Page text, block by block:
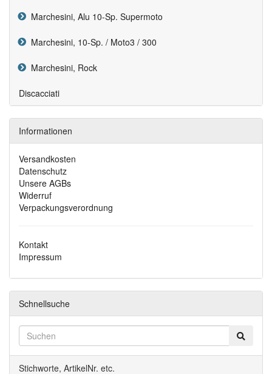
Marchesini, Alu 10-Sp. Supermoto
Marchesini, 10-Sp. / Moto3 / 300
Marchesini, Rock
Discacciati
Informationen
Versandkosten
Datenschutz
Unsere AGBs
Widerruf
Verpackungsverordnung
Kontakt
Impressum
Schnellsuche
Stichworte, ArtikelNr. etc.